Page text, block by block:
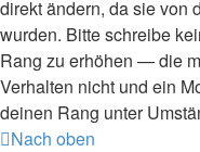
direkt ändern, da sie von
wurden. Bitte schreibe
Rang zu erhöhen — die
Verhalten nicht und ein
deinen Rang unter
Nach oben